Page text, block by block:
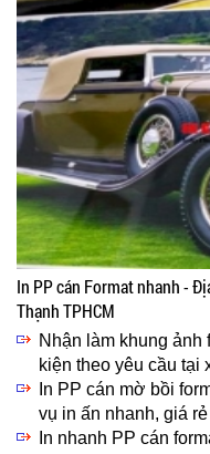
In PP cán Format nhanh -
Thạnh TPHCM
Nhận làm khung ảnh
kiện theo yêu cầu tại
In PP cán mờ bồi
vụ in ấn nhanh, giá rẻ
In nhanh PP cán